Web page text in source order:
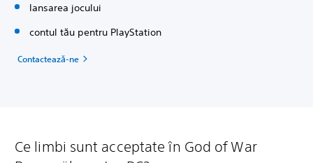
lansarea jocului
contul tău pentru PlayStation
Contactează-ne
Ce limbi sunt acceptate în God of War